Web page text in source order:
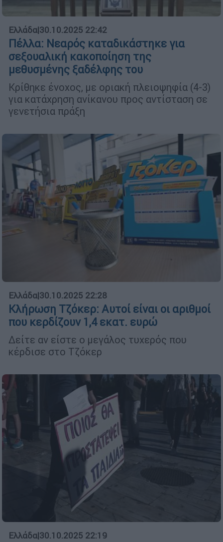
Ελλάδα|30.10.2025 22:42
Πέλλα: Νεαρός καταδικάστηκε για
σεξουαλική κακοποίηση της
μεθυσμένης ξαδέλφης του
Κρίθηκε ένοχος, με οριακή πλειοψηφία (4-3)
για κατάχρηση ανίκανου προς αντίσταση σε
γενετήσια πράξη
Ελλάδα|30.10.2025 22:28
Κλήρωση Τζόκερ: Αυτοί είναι οι αριθμοί
που κερδίζουν 1,4 εκατ. ευρώ
Δείτε αν είστε ο μεγάλος τυχερός που
κέρδισε στο Τζόκερ
Ελλάδα|30.10.2025 22:19